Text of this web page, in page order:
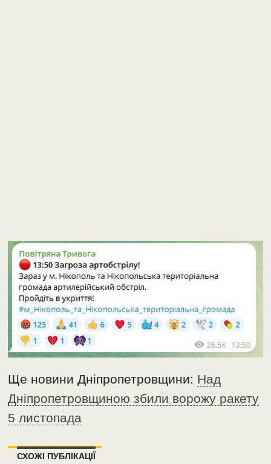
Ще новини Дніпропетровщини: Над
Дніпропетровщиною збили ворожу ракету
5 листопада
СХОЖІ ПУБЛІКАЦІЇ